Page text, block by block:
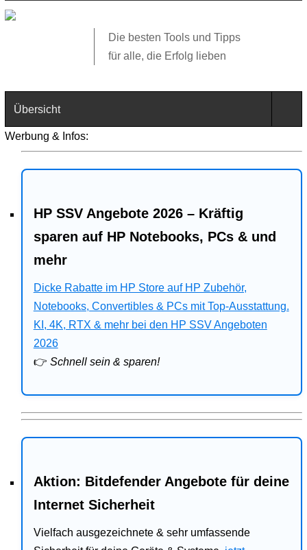
Die besten Tools und Tipps
für alle, die Erfolg lieben
Übersicht
Technik
Web
Business
Angebote
Bitdefender
Ratgeber
Werbung & Infos:
HP SSV Angebote 2026 – Kräftig
sparen auf HP Notebooks, PCs & und
mehr
Dicke Rabatte im HP Store auf HP Zubehör,
Notebooks, Convertibles & PCs mit Top-Ausstattung.
KI, 4K, RTX & mehr bei den HP SSV Angeboten
2026
👉 Schnell sein & sparen!
Aktion: Bitdefender Angebote für deine
Internet Sicherheit
Vielfach ausgezeichnete & sehr umfassende